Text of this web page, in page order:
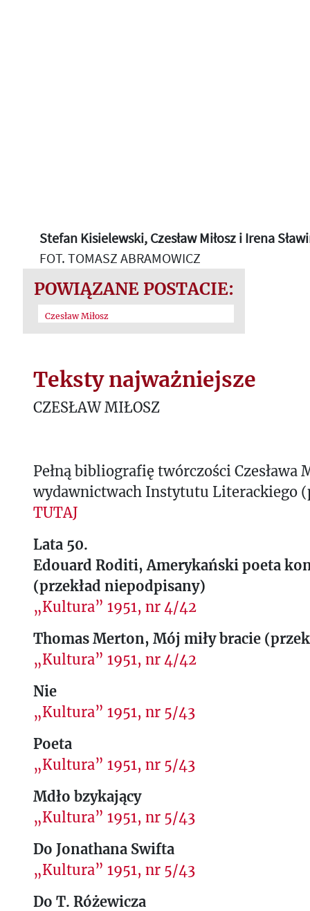
Stefan Kisielewski, Czesław Miłosz i Irena
FOT. TOMASZ ABRAMOWICZ
POWIĄZANE POSTACIE:
Czesław Miłosz
Teksty najważniejsze
CZESŁAW MIŁOSZ
Pełną bibliografię twórczości Czesława
wydawnictwach Instytutu Literackiego
TUTAJ
Lata 50.
Edouard Roditi, Amerykański poeta
(przekład niepodpisany)
„Kultura” 1951, nr 4/42
Thomas Merton, Mój miły bracie
„Kultura” 1951, nr 4/42
Nie
„Kultura” 1951, nr 5/43
Poeta
„Kultura” 1951, nr 5/43
Mdło bzykający
„Kultura” 1951, nr 5/43
Do Jonathana Swifta
„Kultura” 1951, nr 5/43
Do T. Różewicza